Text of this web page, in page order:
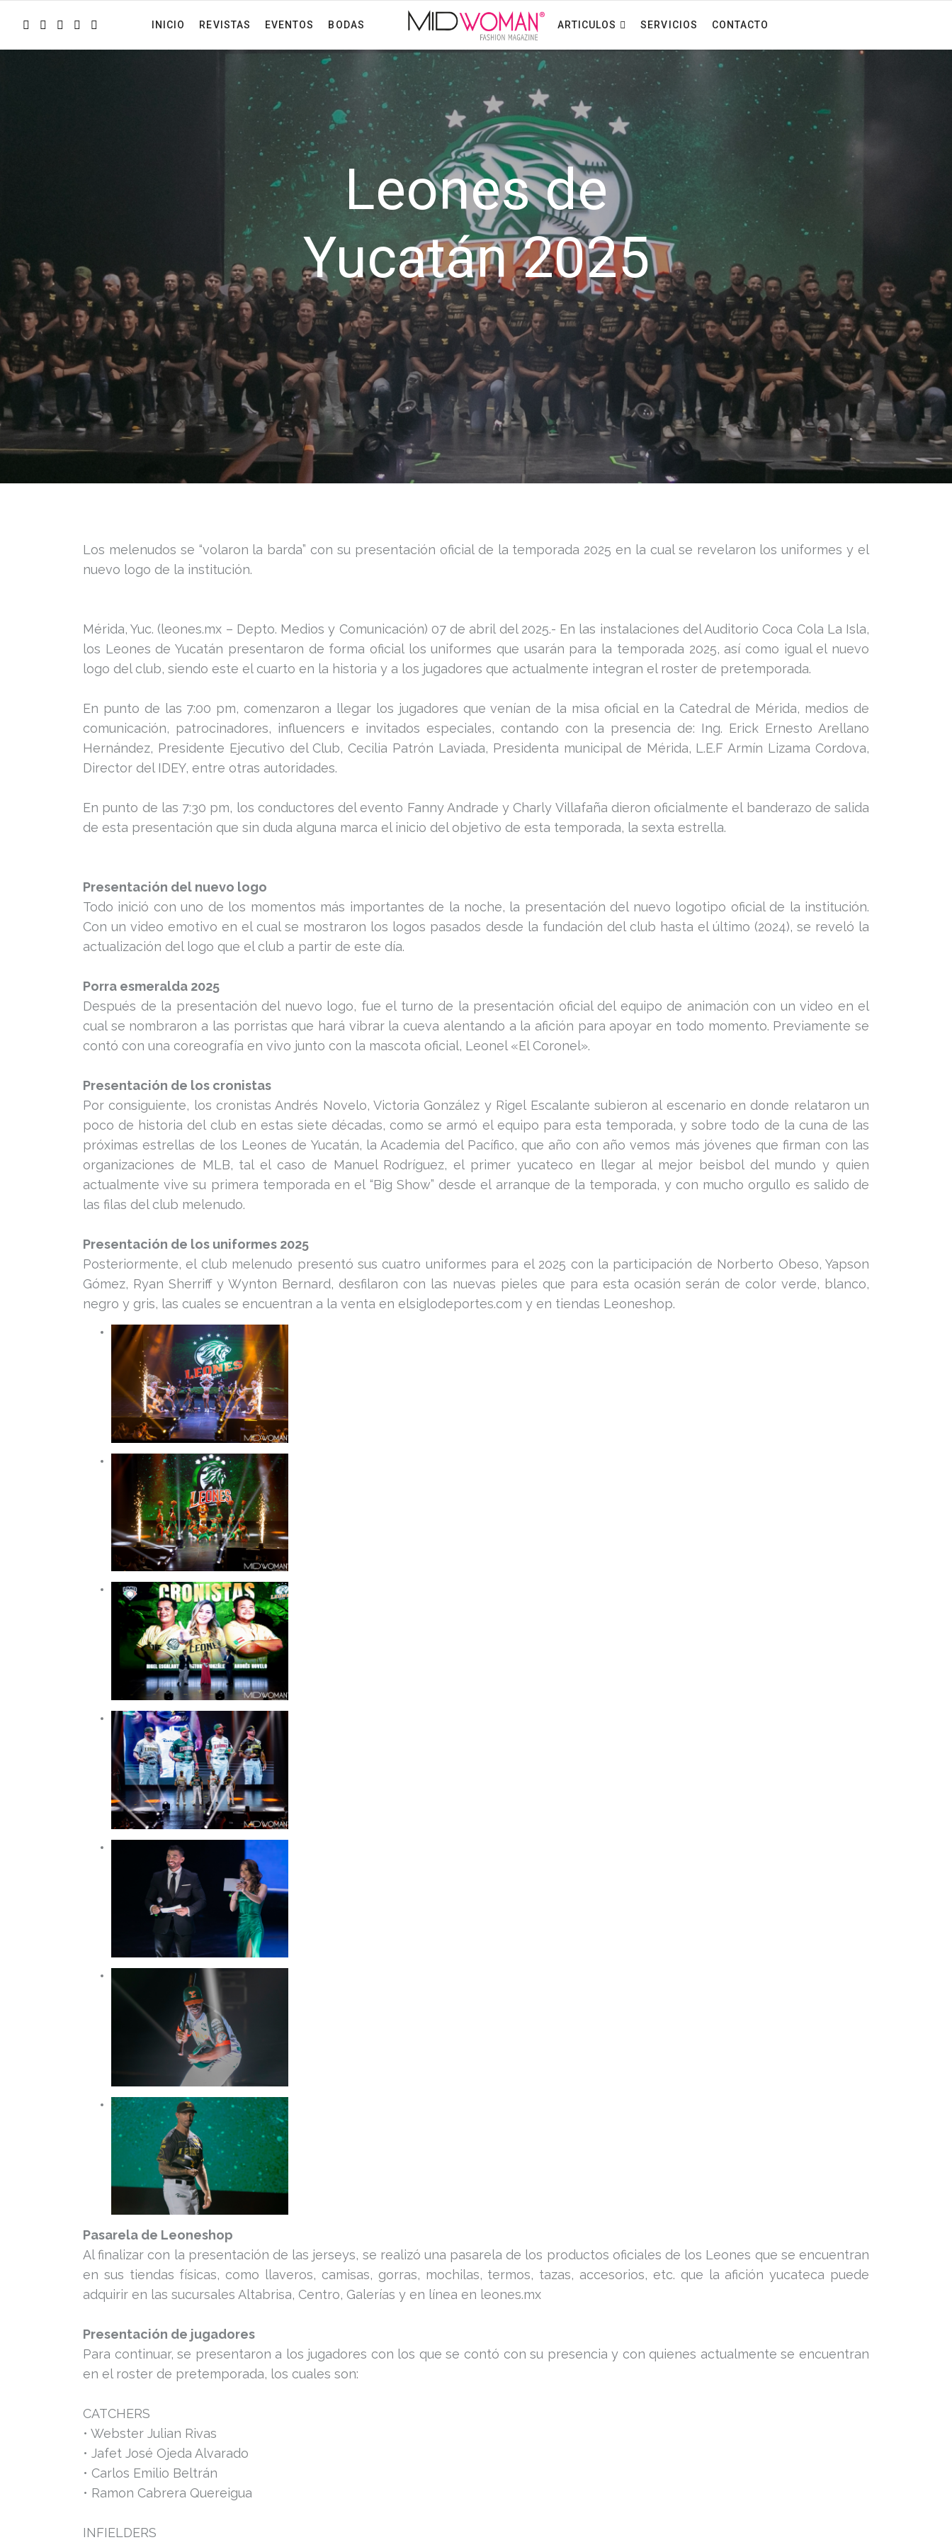
INICIO REVISTAS EVENTOS BODAS ARTICULOS SERVICIOS CONTACTO
Leones de
Yucatán 2025
Los melenudos se “volaron la barda” con su presentación oficial de la temporada 2025 en la cual se revelaron los uniformes y el
nuevo logo de la institución.
Mérida, Yuc. (leones.mx – Depto. Medios y Comunicación) 07 de abril del 2025.- En las instalaciones del Auditorio Coca Cola La Isla,
los Leones de Yucatán presentaron de forma oficial los uniformes que usarán para la temporada 2025, así como igual el nuevo
logo del club, siendo este el cuarto en la historia y a los jugadores que actualmente integran el roster de pretemporada.
En punto de las 7:00 pm, comenzaron a llegar los jugadores que venían de la misa oficial en la Catedral de Mérida, medios de
comunicación, patrocinadores, influencers e invitados especiales, contando con la presencia de: Ing. Erick Ernesto Arellano
Hernández, Presidente Ejecutivo del Club, Cecilia Patrón Laviada, Presidenta municipal de Mérida, L.E.F Armín Lizama Cordova,
Director del IDEY, entre otras autoridades.
En punto de las 7:30 pm, los conductores del evento Fanny Andrade y Charly Villafaña dieron oficialmente el banderazo de salida
de esta presentación que sin duda alguna marca el inicio del objetivo de esta temporada, la sexta estrella.
Presentación del nuevo logo
Todo inició con uno de los momentos más importantes de la noche, la presentación del nuevo logotipo oficial de la institución.
Con un video emotivo en el cual se mostraron los logos pasados desde la fundación del club hasta el último (2024), se reveló la
actualización del logo que el club a partir de este día.
Porra esmeralda 2025
Después de la presentación del nuevo logo, fue el turno de la presentación oficial del equipo de animación con un video en el
cual se nombraron a las porristas que hará vibrar la cueva alentando a la afición para apoyar en todo momento. Previamente se
contó con una coreografía en vivo junto con la mascota oficial, Leonel «El Coronel».
Presentación de los cronistas
Por consiguiente, los cronistas Andrés Novelo, Victoria González y Rigel Escalante subieron al escenario en donde relataron un
poco de historia del club en estas siete décadas, como se armó el equipo para esta temporada, y sobre todo de la cuna de las
próximas estrellas de los Leones de Yucatán, la Academia del Pacífico, que año con año vemos más jóvenes que firman con las
organizaciones de MLB, tal el caso de Manuel Rodríguez, el primer yucateco en llegar al mejor beisbol del mundo y quien
actualmente vive su primera temporada en el “Big Show” desde el arranque de la temporada, y con mucho orgullo es salido de
las filas del club melenudo.
Presentación de los uniformes 2025
Posteriormente, el club melenudo presentó sus cuatro uniformes para el 2025 con la participación de Norberto Obeso, Yapson
Gómez, Ryan Sherriff y Wynton Bernard, desfilaron con las nuevas pieles que para esta ocasión serán de color verde, blanco,
negro y gris, las cuales se encuentran a la venta en elsiglodeportes.com y en tiendas Leoneshop.
Pasarela de Leoneshop
Al finalizar con la presentación de las jerseys, se realizó una pasarela de los productos oficiales de los Leones que se encuentran
en sus tiendas físicas, como llaveros, camisas, gorras, mochilas, termos, tazas, accesorios, etc. que la afición yucateca puede
adquirir en las sucursales Altabrisa, Centro, Galerías y en línea en leones.mx
Presentación de jugadores
Para continuar, se presentaron a los jugadores con los que se contó con su presencia y con quienes actualmente se encuentran
en el roster de pretemporada, los cuales son:
CATCHERS
• Webster Julian Rivas
• Jafet José Ojeda Alvarado
• Carlos Emilio Beltrán
• Ramon Cabrera Quereigua
INFIELDERS